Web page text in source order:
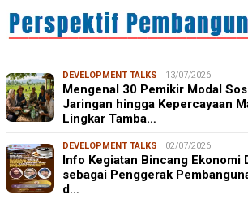
DEVELOPMENT TALKS 13/07/2026
Mengenal 30 Pemikir Modal
Jaringan hingga Kepercayaan
Lingkar Tamba…
DEVELOPMENT TALKS 02/07/2026
Info Kegiatan Bincang Ekonomi
sebagai Penggerak
d…